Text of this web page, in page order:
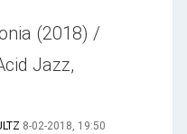
(2018) /
Jazz,
8-02-2018, 19:50